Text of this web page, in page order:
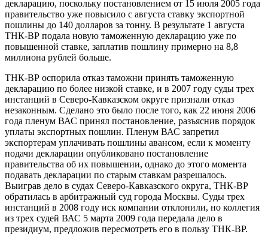
декларацию, поскольку постановлением от 15 июля 2005 года
правительство уже повысило с августа ставку экспортной
пошлины до 140 долларов за тонну. В результате 1 августа
ТНК-ВР подала новую таможенную декларацию уже по
повышенной ставке, заплатив пошлину примерно на 8,8
миллиона рублей больше.
ТНК-ВР оспорила отказ таможни принять таможенную
декларацию по более низкой ставке, и в 2007 году суды трех
инстанций в Северо-Кавказском округе признали отказ
незаконным. Сделано это было после того, как 22 июня 2006
года пленум ВАС принял постановление, разъяснив порядок
уплаты экспортных пошлин. Пленум ВАС запретил
экспортерам уплачивать пошлины авансом, если к моменту
подачи декларации опубликовано постановление
правительства об их повышении, однако до этого момента
подавать декларации по старым ставкам разрешалось.
Выиграв дело в судах Северо-Кавказского округа, ТНК-ВР
обратилась в арбитражный суд города Москвы. Суды трех
инстанций в 2008 году иск компании отклонили, но коллегия
из трех судей ВАС 5 марта 2009 года передала дело в
президиум, предложив пересмотреть его в пользу ТНК-ВР.